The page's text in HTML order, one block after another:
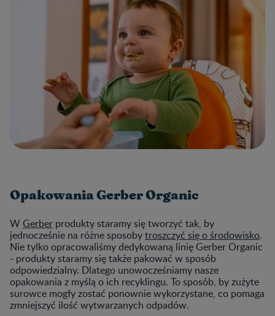
Opakowania Gerber Organic
W Gerber produkty staramy się tworzyć tak, by
jednocześnie na różne sposobytroszczyć się o środowisko.
Nie tylko opracowaliśmy dedykowaną linię Gerber Organic
- produkty staramy się także pakować w sposób
odpowiedzialny. Dlatego unowocześniamy nasze
opakowania z myślą o ich recyklingu. To sposób, by zużyte
surowce mogły zostać ponownie wykorzystane, co pomaga
zmniejszyć ilość wytwarzanych odpadów.